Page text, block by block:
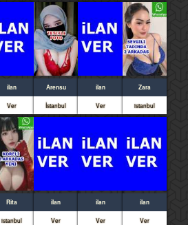
ilan
Ver
Arensu
İstanbul
ilan
Ver
Zara
istanbul
Rita
istanbul
ilan
Ver
ilan
Ver
ilan
Ver